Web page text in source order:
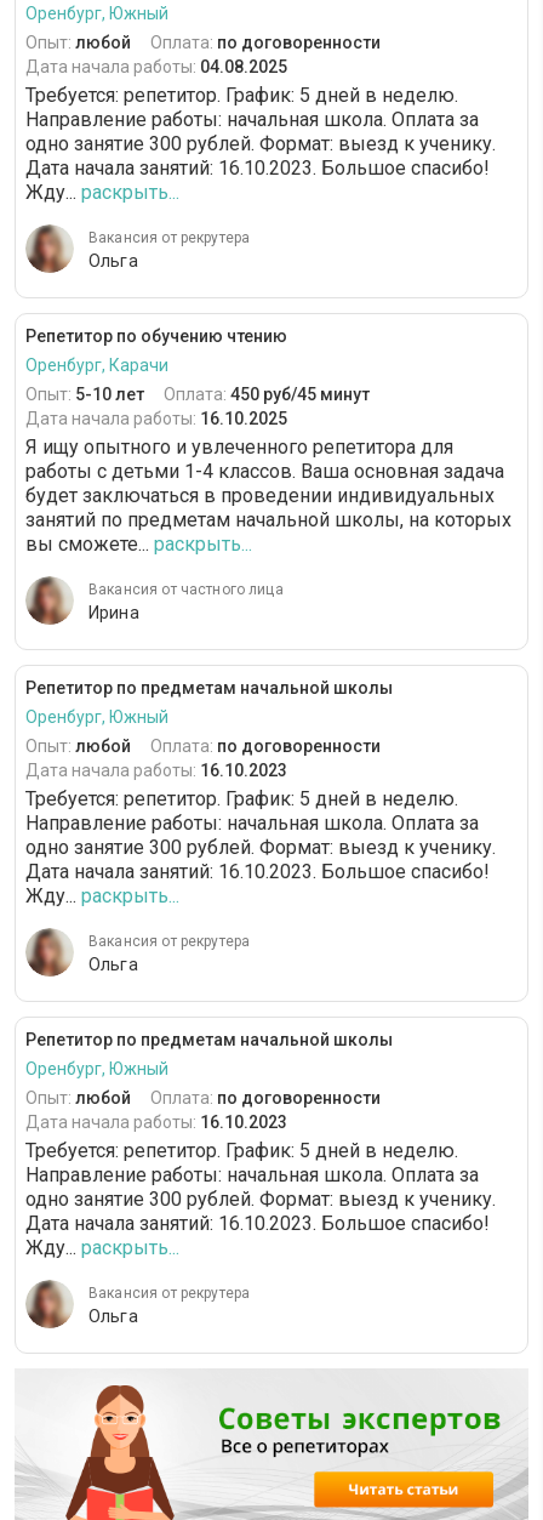
Оренбург, Южный
Опыт: любой Оплата: по договоренности
Дата начала работы: 04.08.2025
Требуется: репетитор. График: 5 дней в неделю.
Направление работы: начальная школа. Оплата за
одно занятие 300 рублей. Формат: выезд к ученику.
Дата начала занятий: 16.10.2023. Большое спасибо!
Жду... раскрыть...
Вакансия от рекрутера
Ольга
Репетитор по обучению чтению
Оренбург, Карачи
Опыт: 5-10 лет Оплата: 450 руб/45 минут
Дата начала работы: 16.10.2025
Я ищу опытного и увлеченного репетитора для
работы с детьми 1-4 классов. Ваша основная задача
будет заключаться в проведении индивидуальных
занятий по предметам начальной школы, на которых
вы сможете... раскрыть...
Вакансия от частного лица
Ирина
Репетитор по предметам начальной школы
Оренбург, Южный
Опыт: любой Оплата: по договоренности
Дата начала работы: 16.10.2023
Требуется: репетитор. График: 5 дней в неделю.
Направление работы: начальная школа. Оплата за
одно занятие 300 рублей. Формат: выезд к ученику.
Дата начала занятий: 16.10.2023. Большое спасибо!
Жду... раскрыть...
Вакансия от рекрутера
Ольга
Репетитор по предметам начальной школы
Оренбург, Южный
Опыт: любой Оплата: по договоренности
Дата начала работы: 16.10.2023
Требуется: репетитор. График: 5 дней в неделю.
Направление работы: начальная школа. Оплата за
одно занятие 300 рублей. Формат: выезд к ученику.
Дата начала занятий: 16.10.2023. Большое спасибо!
Жду... раскрыть...
Вакансия от рекрутера
Ольга